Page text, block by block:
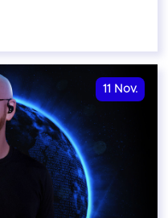
11 Nov.